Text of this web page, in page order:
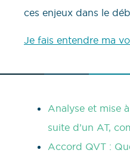
ces enjeux dans le
Je fais entendre ma
Analyse et mise
suite d’un AT,
Accord QVT :